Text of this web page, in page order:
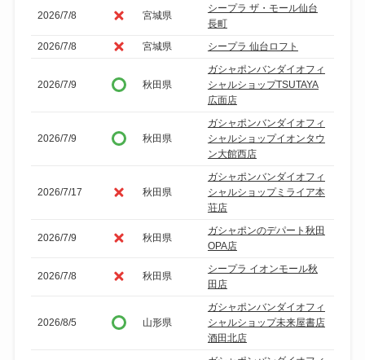
2026/7/8 宮城県
シープラ ザ・モール仙台
長町
2026/7/8
宮城県 シープラ 仙台ロフト
2026/7/9 秋田県
ガシャポンバンダイオフィ
シャルショップTSUTAYA
広面店
2026/7/9 秋田県
ガシャポンバンダイオフィ
シャルショップイオンタウ
ン大館西店
2026/7/17 秋田県
ガシャポンバンダイオフィ
シャルショップミライア本
荘店
2026/7/9 秋田県
ガシャポンのデパート秋田
OPA店
2026/7/8 秋田県
シープラ イオンモール秋
田店
2026/8/5 山形県
ガシャポンバンダイオフィ
シャルショップ未来屋書店
酒田北店